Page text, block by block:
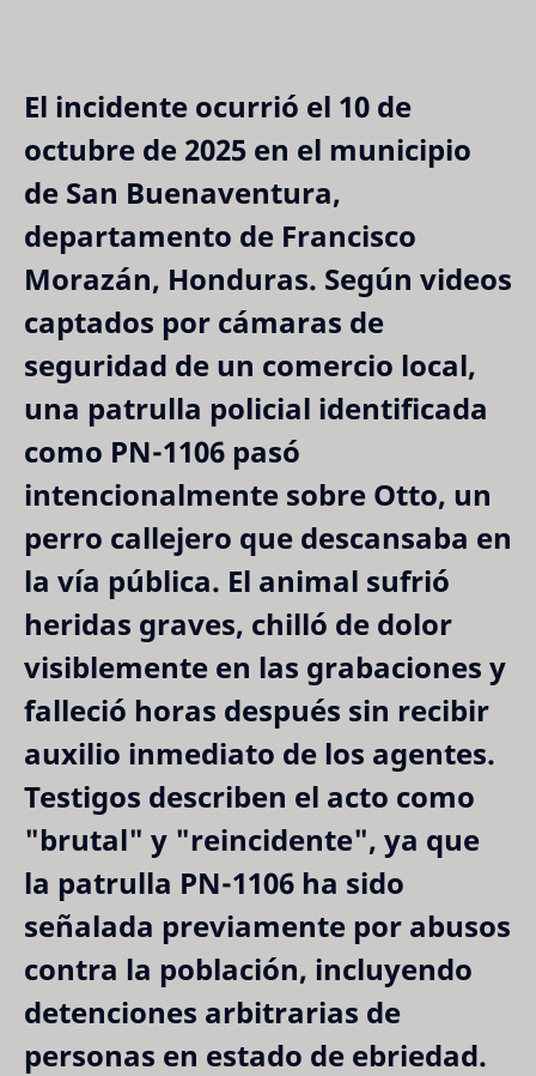
El incidente ocurrió el 10 de
octubre de 2025 en el municipio
de San Buenaventura,
departamento de Francisco
Morazán, Honduras. Según videos
captados por cámaras de
seguridad de un comercio local,
una patrulla policial identificada
como PN-1106 pasó
intencionalmente sobre Otto, un
perro callejero que descansaba en
la vía pública. El animal sufrió
heridas graves, chilló de dolor
visiblemente en las grabaciones y
falleció horas después sin recibir
auxilio inmediato de los agentes.
Testigos describen el acto como
"brutal" y "reincidente", ya que
la patrulla PN-1106 ha sido
señalada previamente por abusos
contra la población, incluyendo
detenciones arbitrarias de
personas en estado de ebriedad.